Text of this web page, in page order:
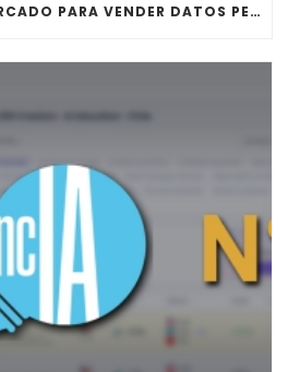
VERB ABRE UN MERCADO PARA VENDER DATOS PERSONALES A LABORATORIOS DE IA